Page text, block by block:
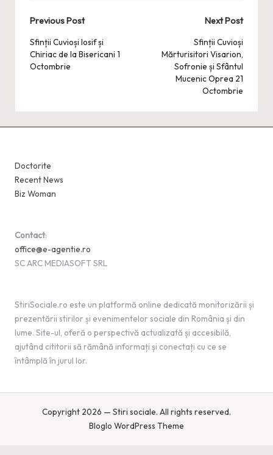
Post
navigation
Previous Post
Sfinții Cuvioși Iosif și
Chiriac de la Bisericani 1
Octombrie
Next Post
Sfinții Cuvioși
Mărturisitori Visarion,
Sofronie și Sfântul
Mucenic Oprea 21
Octombrie
Doctorite
Recent News
Biz Woman
Contact:
office@e-agentie.ro
SC ARC MEDIASOFT SRL
StiriSociale.ro este un platformă online dedicată monitorizării și
prezentării stirilor și evenimentelor sociale din România și din
lume. Site-ul, oferă o perspectivă actualizată și accesibilă,
ajutând cititorii să rămână informați și conectați cu ce se
întâmplă în jurul lor.
Copyright 2026 — Stiri sociale. All rights reserved.
Bloglo WordPress Theme